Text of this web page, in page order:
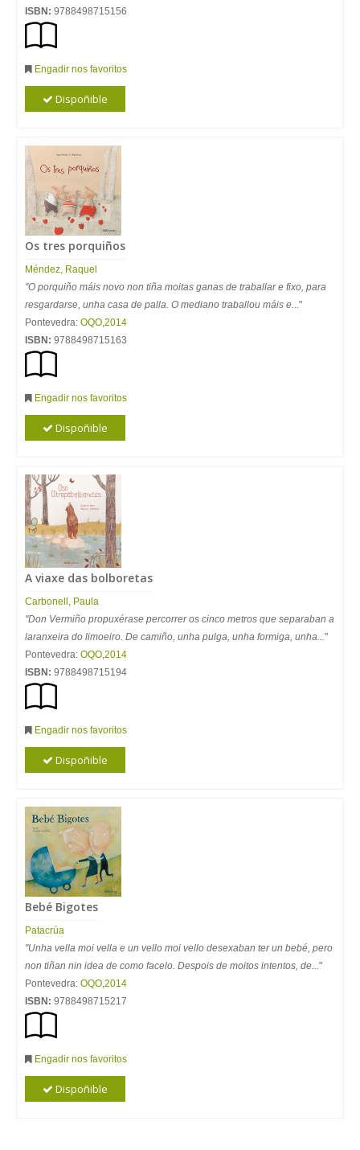
ISBN: 9788498715156
Engadir nos favoritos
Dispoñible
Os tres porquiños
Méndez, Raquel
"O porquiño máis novo non tiña moitas ganas de traballar e fixo, para
resgardarse, unha casa de palla. O mediano traballou máis e..."
Pontevedra: OQO,2014
ISBN: 9788498715163
Engadir nos favoritos
Dispoñible
A viaxe das bolboretas
Carbonell, Paula
"Don Vermiño propuxérase percorrer os cinco metros que separaban a
laranxeira do limoeiro. De camiño, unha pulga, unha formiga, unha..."
Pontevedra: OQO,2014
ISBN: 9788498715194
Engadir nos favoritos
Dispoñible
Bebé Bigotes
Patacrúa
"Unha vella moi vella e un vello moi vello desexaban ter un bebé, pero
non tiñan nin idea de como facelo. Despois de moitos intentos, de..."
Pontevedra: OQO,2014
ISBN: 9788498715217
Engadir nos favoritos
Dispoñible